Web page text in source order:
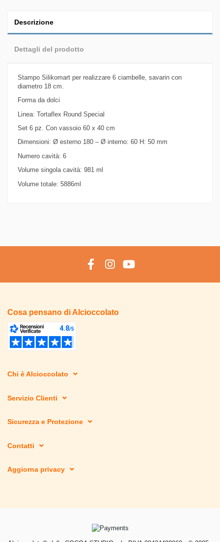
Descrizione
Dettagli del prodotto
Stampo Silikomart per realizzare 6 ciambelle, savarin con
diametro 18 cm.
Forma da dolci
Linea: Tortaflex Round Special
Set 6 pz. Con vassoio 60 x 40 cm
Dimensioni: Ø esterno 180 – Ø interno: 60 H: 50 mm
Numero cavità: 6
Volume singola cavità: 981 ml
Volume totale: 5886ml
Cosa pensano di Alcioccolato
Chi è Alcioccolato
Servizio Clienti
Sicurezza e Protezione
Contatti
Aggiorna privacy